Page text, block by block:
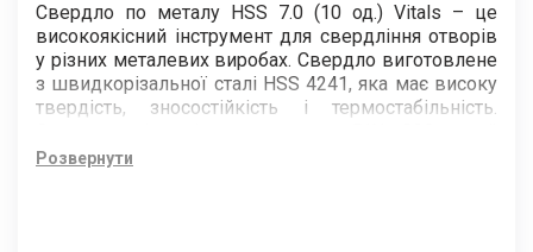
Свердло по металу HSS 7.0 (10 од.) Vitals – це
високоякісний інструмент для свердління отворів
у різних металевих виробах. Свердло виготовлене
з швидкорізальної сталі HSS 4241, яка має високу
твердість, зносостійкість і термостабільність.
регламентує геометричні параметри та точність
Розвернути